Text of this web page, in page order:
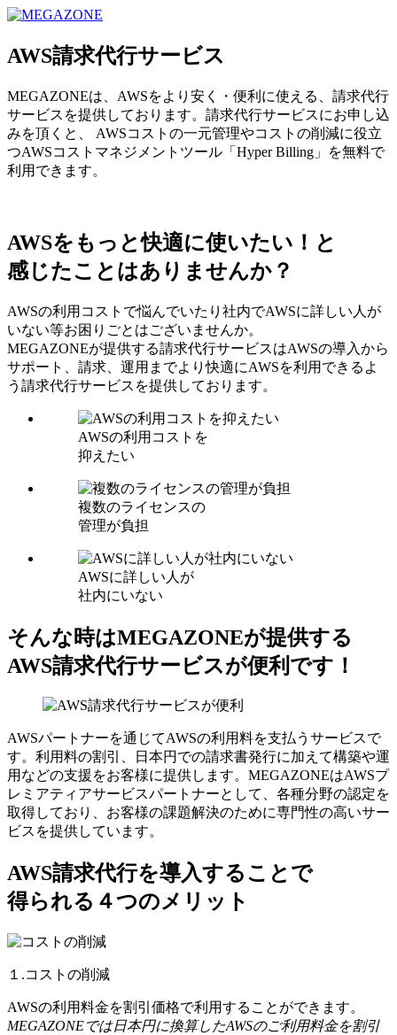
AWS請求代行サービス
MEGAZONEは、AWSをより安く・便利に使える、請求代行
サービスを提供しております。請求代行サービスにお申し込
みを頂くと、 AWSコストの一元管理やコストの削減に役立
つAWSコストマネジメントツール「Hyper Billing」を無料で
利用できます。
AWSをもっと快適に使いたい！と
感じたことはありませんか？
AWSの利用コストで悩んでいたり社内でAWSに詳しい人が
いない等お困りごとはございませんか。
MEGAZONEが提供する請求代行サービスはAWSの導入から
サポート、請求、運用までより快適にAWSを利用できるよ
う請求代行サービスを提供しております。
AWSの利用コストを
抑えたい
複数のライセンスの
管理が負担
AWSに詳しい人が
社内にいない
そんな時はMEGAZONEが提供する
AWS請求代行サービスが便利です！
AWSパートナーを通じてAWSの利用料を支払うサービスで
す。利用料の割引、日本円での請求書発行に加えて構築や運
用などの支援をお客様に提供します。MEGAZONEはAWSプ
レミアティアサービスパートナーとして、各種分野の認定を
取得しており、お客様の課題解決のために専門性の高いサー
ビスを提供しています。
AWS請求代行を導入することで
得られる４つのメリット
１.コストの削減
AWSの利用料金を割引価格で利用することができます。
MEGAZONEでは日本円に換算したAWSのご利用料金を割引